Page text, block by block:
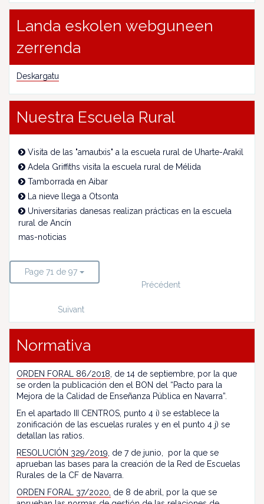
Landa eskolen webguneen
zerrenda
Deskargatu
Nuestra Escuela Rural
Visita de las "amautxis" a la escuela rural de Uharte-Arakil
Adela Griffiths visita la escuela rural de Mélida
Tamborrada en Aibar
La nieve llega a Otsonta
Universitarias danesas realizan prácticas en la escuela
rural de Ancín
mas-noticias
Page 71 de 97
Précédent
Suivant
Normativa
ORDEN FORAL 86/2018 , de 14 de septiembre, por la que
se orden la publicación den el BON del “Pacto para la
Mejora de la Calidad de Enseñanza Pública en Navarra”.
En el apartado III CENTROS, punto 4 i) se establece la
zonificación de las escuelas rurales y en el punto 4 j) se
detallan las ratios.
RESOLUCIÓN 329/2019 , de 7 de junio, por la que se
aprueban las bases para la creación de la Red de Escuelas
Rurales de la CF de Navarra.
ORDEN FORAL 37/2020, de 8 de abril, por la que se